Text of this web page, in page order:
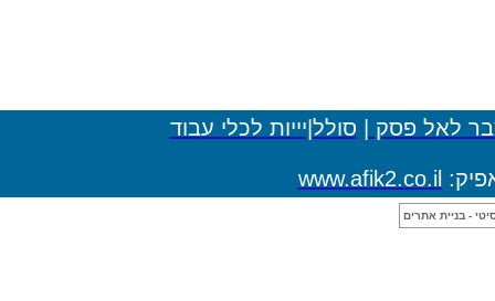
סולל|יייות לכלי עבוד